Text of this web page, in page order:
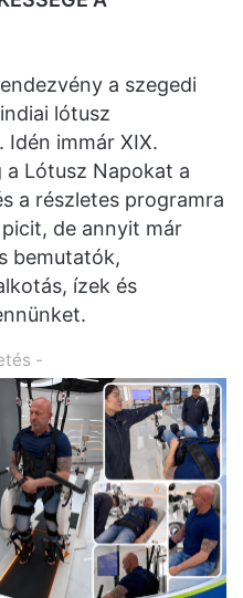
a szegedi
lótusz
immár XIX.
a Lótusz Napokat a
a részletes programra
de annyit már
bemutatók,
ízek és
-